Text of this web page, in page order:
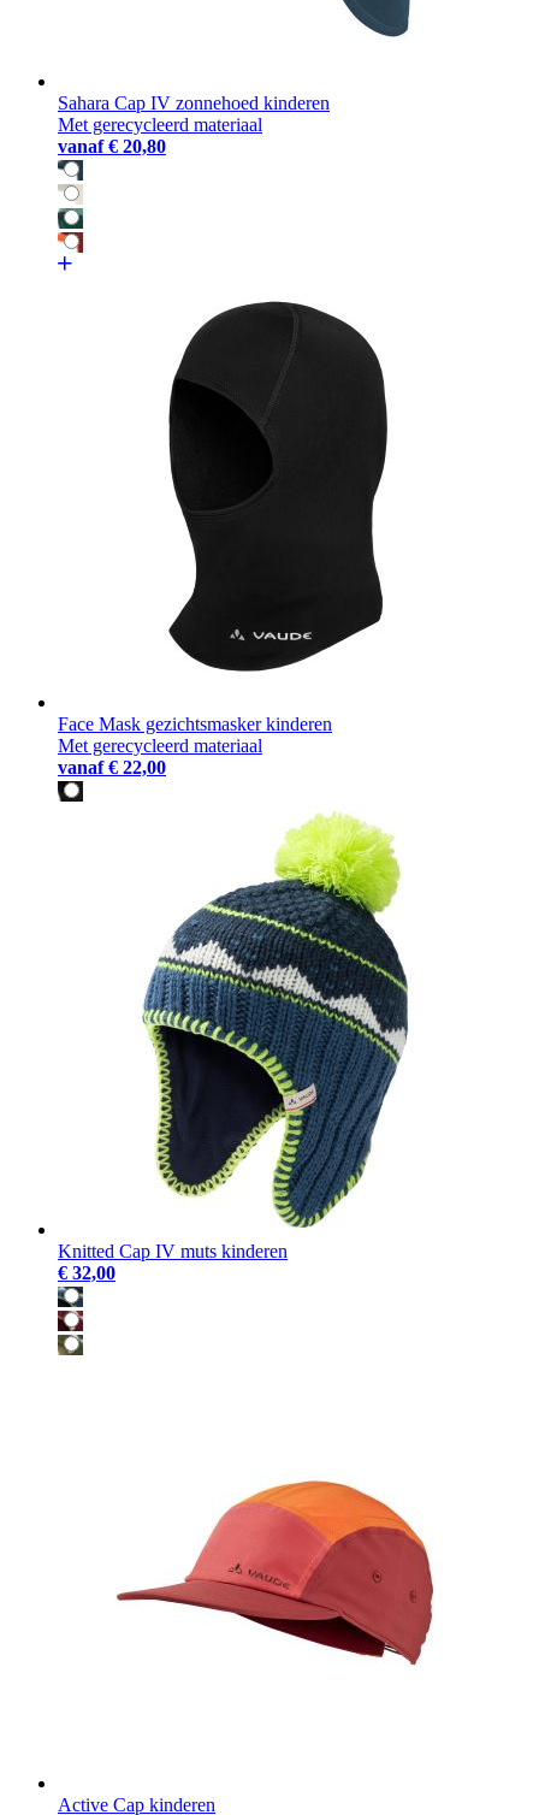
Sahara Cap IV zonnehoed kinderen
Met gerecycleerd materiaal
vanaf € 20,80
Face Mask gezichtsmasker kinderen
Met gerecycleerd materiaal
vanaf € 22,00
Knitted Cap IV muts kinderen
€ 32,00
Active Cap kinderen